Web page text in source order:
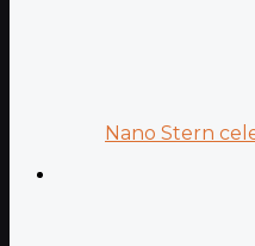
Nano Stern